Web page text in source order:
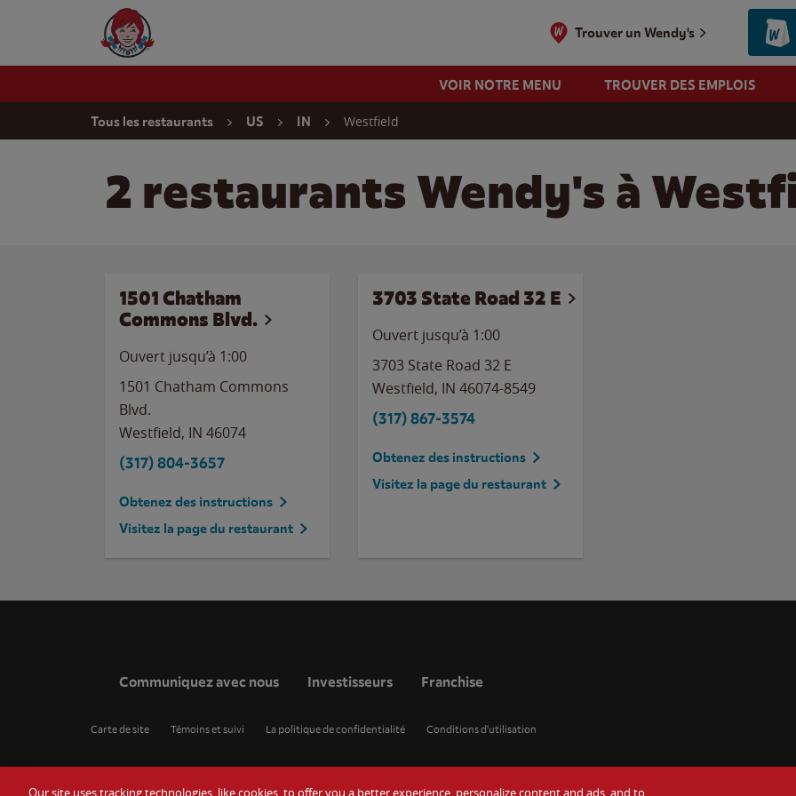
Wendy's Website Home
Trouver un Wendy's
VOIR NOTRE MENU TROUVER DES EMPLOIS
Return to NavTous les restaurants US IN Westfield
2 restaurants Wendy's à
1501 Chatham
Commons Blvd.
Ouvert jusqu’à 1:00
1501 Chatham Commons
Blvd.
Westfield, IN 46074
(317) 804-3657
Obtenez des instructions
Visitez la page du restaurant
3703 State Road 32 E
Ouvert jusqu’à 1:00
3703 State Road 32 E
Westfield, IN 46074-8549
(317) 867-3574
Obtenez des instructions
Visitez la page du restaurant
Communiquez avec nous Investisseurs Franchise
Carte de site Témoins et suivi La politique de confidentialité Conditions d'utilisation
Our site uses tracking technologies, like cookies, to offer you a better experience, personalize content and ads, and to